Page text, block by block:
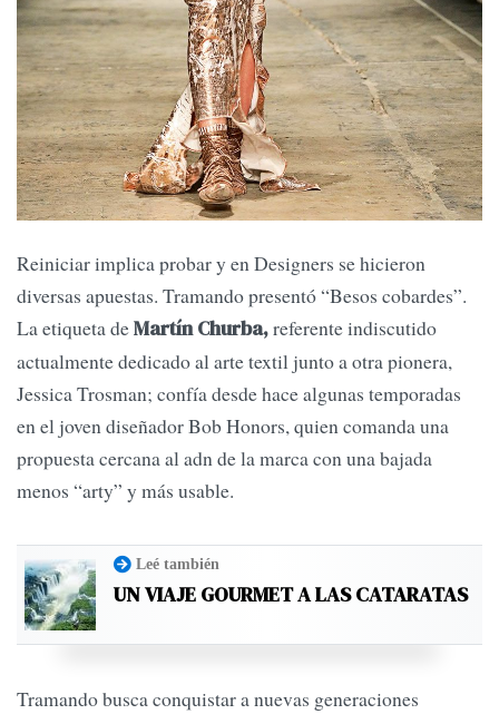
Reiniciar implica probar y en Designers se hicieron
diversas apuestas. Tramando presentó “Besos cobardes”.
La etiqueta deMartín Churba,referente indiscutido
actualmente dedicado al arte textil junto a otra pionera,
Jessica Trosman; confía desde hace algunas temporadas
en el joven diseñador Bob Honors, quien comanda una
propuesta cercana al adn de la marca con una bajada
menos “arty” y más usable.
Leé también
UN VIAJE GOURMET A LAS CATARATAS
Tramando busca conquistar a nuevas generaciones